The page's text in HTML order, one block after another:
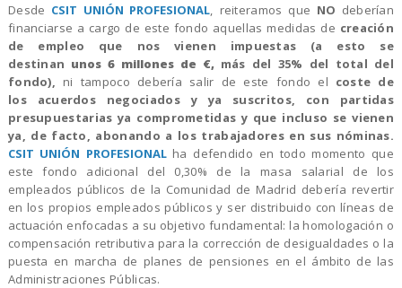
Desde CSIT UNIÓN PROFESIONAL, reiteramos que NO deberían
financiarse a cargo de este fondo aquellas medidas de creación
de empleo que nos vienen impuestas (a esto se
destinan unos 6 millones de €, más del 35% del total del
fondo), ni tampoco debería salir de este fondo el coste de
los acuerdos negociados y ya suscritos, con partidas
presupuestarias ya comprometidas y que incluso se vienen
ya, de facto, abonando a los trabajadores en sus nóminas.
CSIT UNIÓN PROFESIONALha defendido en todo momento que
este fondo adicional del 0,30% de la masa salarial de los
empleados públicos de la Comunidad de Madrid debería revertir
en los propios empleados públicos y ser distribuido con líneas de
actuación enfocadas a su objetivo fundamental: la homologación o
compensación retributiva para la corrección de desigualdades o la
puesta en marcha de planes de pensiones en el ámbito de las
Administraciones Públicas.